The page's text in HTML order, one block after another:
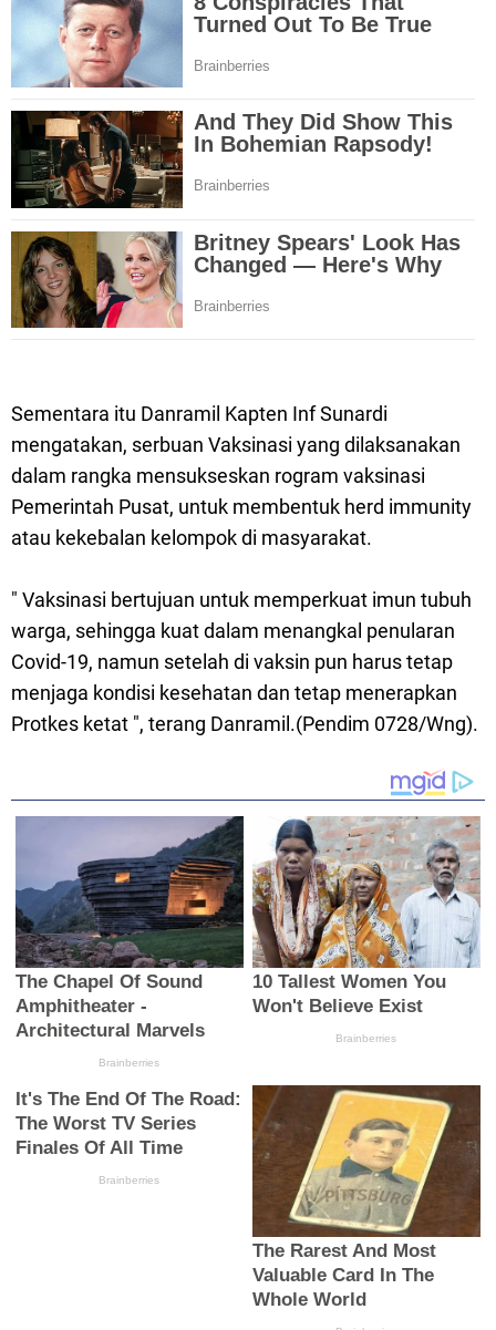
Sementara itu Danramil Kapten Inf Sunardi
mengatakan, serbuan Vaksinasi yang dilaksanakan
dalam rangka mensukseskan rogram vaksinasi
Pemerintah Pusat, untuk membentuk herd immunity
atau kekebalan kelompok di masyarakat.
" Vaksinasi bertujuan untuk memperkuat imun tubuh
warga, sehingga kuat dalam menangkal penularan
Covid-19, namun setelah di vaksin pun harus tetap
menjaga kondisi kesehatan dan tetap menerapkan
Protkes ketat ", terang Danramil.(Pendim 0728/Wng).